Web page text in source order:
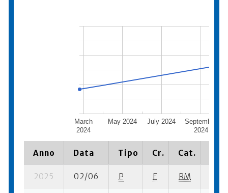
March
2024
May 2024 July 2024
September
2024
Anno Data Tipo Cr. Cat.
2025 02/06 P E RM